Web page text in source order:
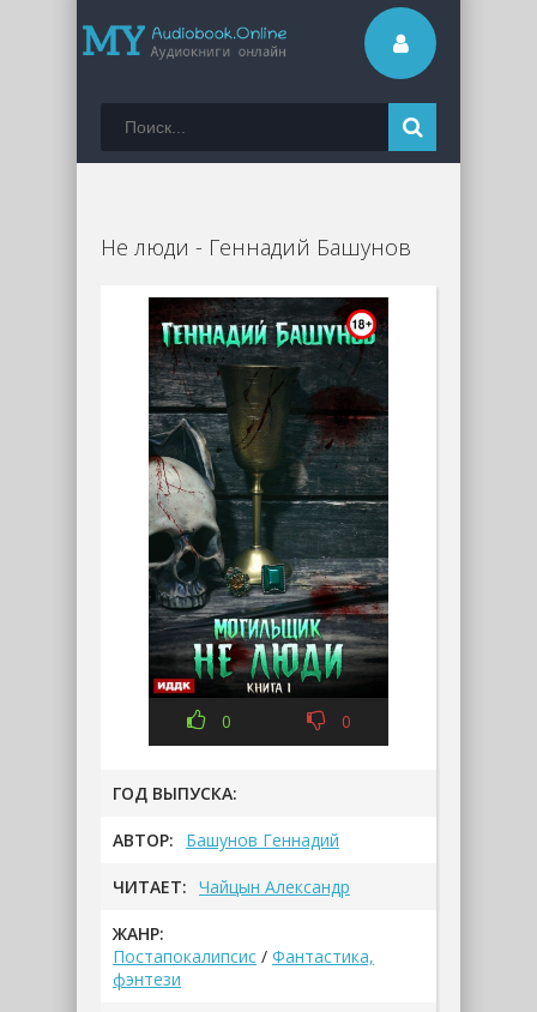
Не люди - Геннадий Башунов
0 0
ГОД ВЫПУСКА:
АВТОР: Башунов Геннадий
ЧИТАЕТ: Чайцын Александр
ЖАНР:
Постапокалипсис / Фантастика,
фэнтези